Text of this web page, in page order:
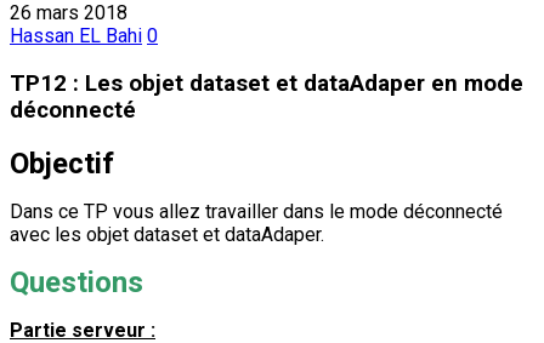
26 mars 2018
Hassan EL Bahi 0
TP12 : Les objet dataset et dataAdaper en mode
déconnecté
Objectif
Dans ce TP vous allez travailler dans le mode déconnecté
avec les objet dataset et dataAdaper.
Questions
Partie serveur :